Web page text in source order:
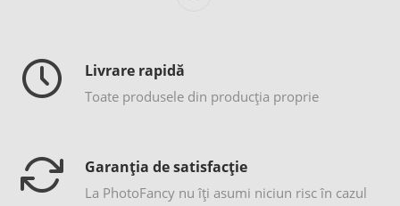
Livrare rapidă
Toate produsele din producția proprie
Garanția de satisfacție
La PhotoFancy nu îţi asumi niciun risc în cazul